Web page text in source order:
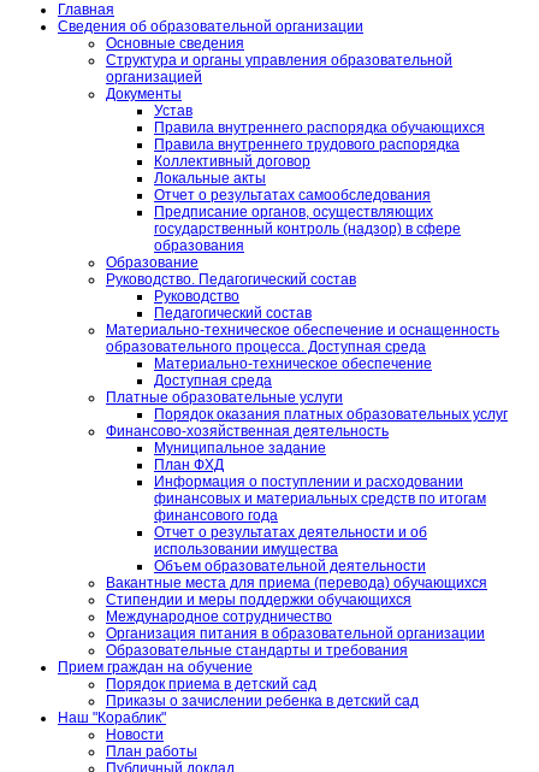
Главная
Сведения об образовательной организации
Основные сведения
Структура и органы управления образовательной
организацией
Документы
Устав
Правила внутреннего распорядка обучающихся
Правила внутреннего трудового распорядка
Коллективный договор
Локальные акты
Отчет о результатах самообследования
Предписание органов, осуществляющих
государственный контроль (надзор) в сфере
образования
Образование
Руководство. Педагогический состав
Руководство
Педагогический состав
Материально-техническое обеспечение и оснащенность
образовательного процесса. Доступная среда
Материально-техническое обеспечение
Доступная среда
Платные образовательные услуги
Порядок оказания платных образовательных услуг
Финансово-хозяйственная деятельность
Муниципальное задание
План ФХД
Информация о поступлении и расходовании
финансовых и материальных средств по итогам
финансового года
Отчет о результатах деятельности и об
использовании имущества
Объем образовательной деятельности
Вакантные места для приема (перевода) обучающихся
Стипендии и меры поддержки обучающихся
Международное сотрудничество
Организация питания в образовательной организации
Образовательные стандарты и требования
Прием граждан на обучение
Порядок приема в детский сад
Приказы о зачислении ребенка в детский сад
Наш "Кораблик"
Новости
План работы
Публичный доклад